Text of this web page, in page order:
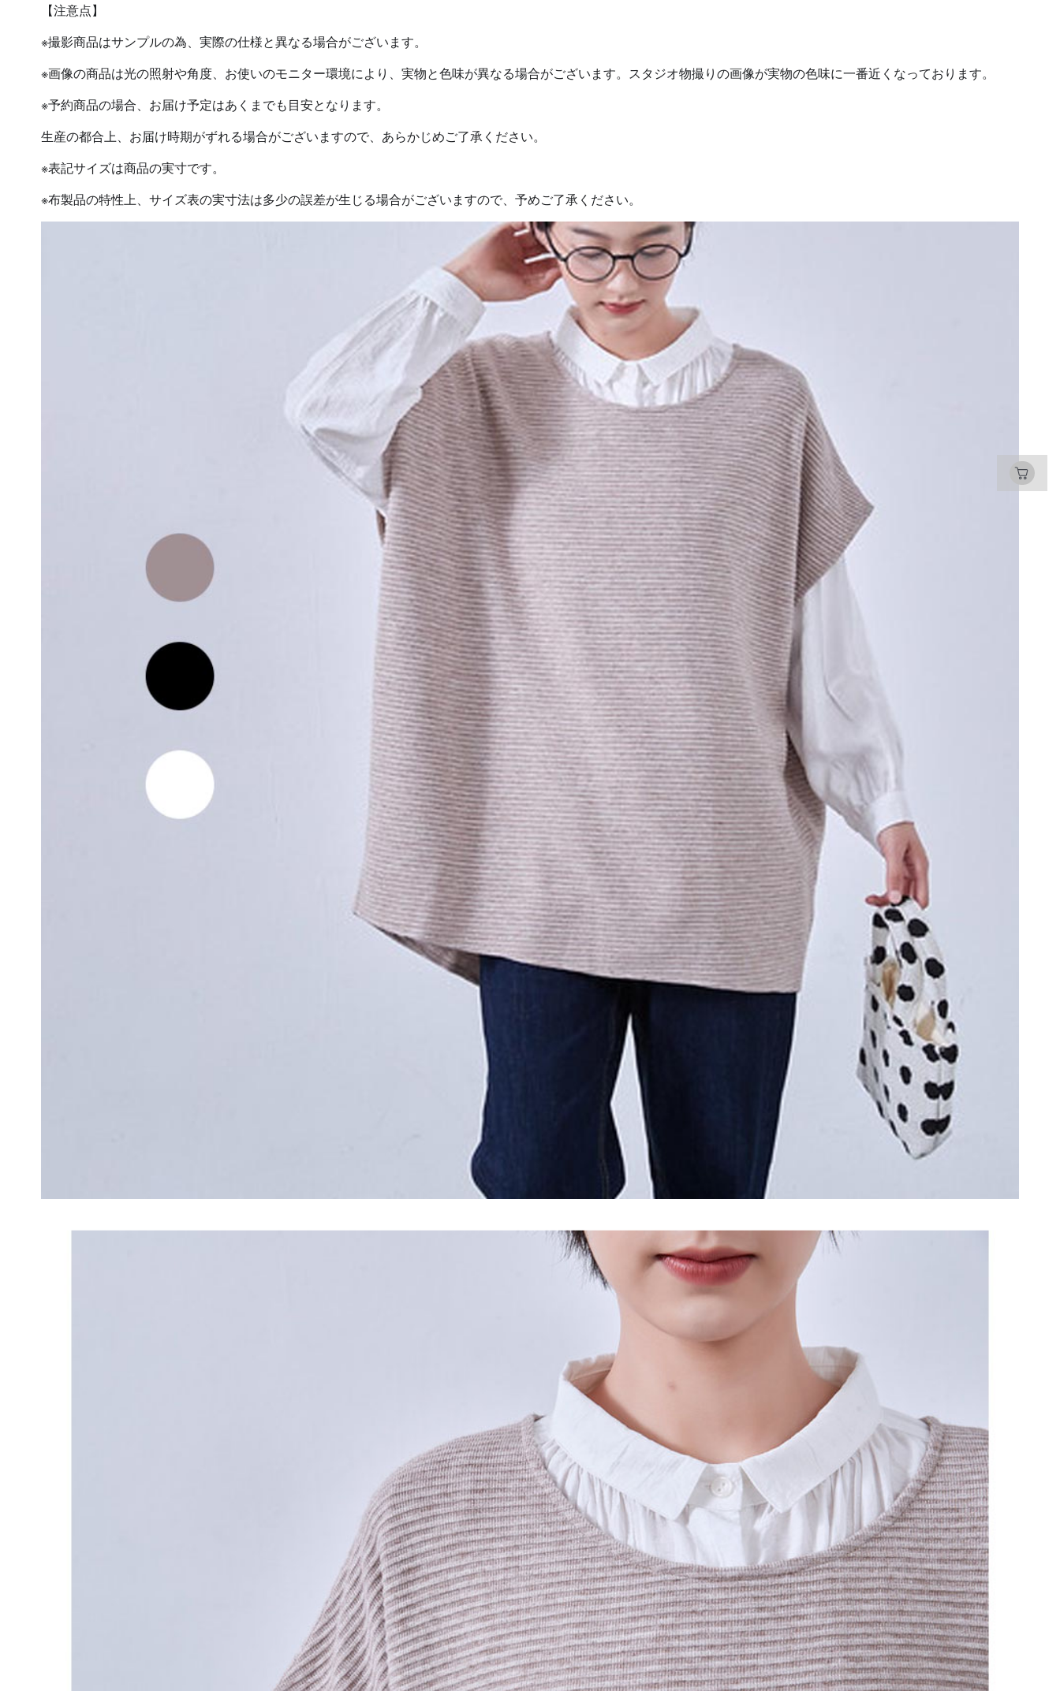
【注意点】
※撮影商品はサンプルの為、実際の仕様と異なる場合がございます。
※画像の商品は光の照射や角度、お使いのモニター環境により、実物と色味が異なる場合がございます。スタジオ物撮りの画像が実物の色味に一番近くなっております。
※予約商品の場合、お届け予定はあくまでも目安となります。
生産の都合上、お届け時期がずれる場合がございますので、あらかじめご了承ください。
※表記サイズは商品の実寸です。
※布製品の特性上、サイズ表の実寸法は多少の誤差が生じる場合がございますので、予めご了承ください。